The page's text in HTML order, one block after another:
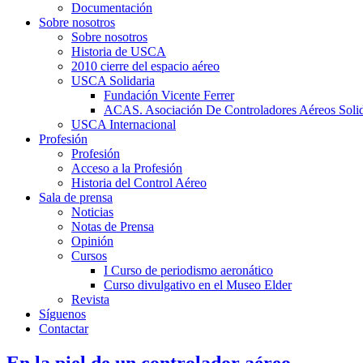
Documentación
Sobre nosotros
Sobre nosotros
Historia de USCA
2010 cierre del espacio aéreo
USCA Solidaria
Fundación Vicente Ferrer
ACAS. Asociación De Controladores Aéreos
USCA Internacional
Profesión
Profesión
Acceso a la Profesión
Historia del Control Aéreo
Sala de prensa
Noticias
Notas de Prensa
Opinión
Cursos
I Curso de periodismo aeronático
Curso divulgativo en el Museo Elder
Revista
Síguenos
Contactar